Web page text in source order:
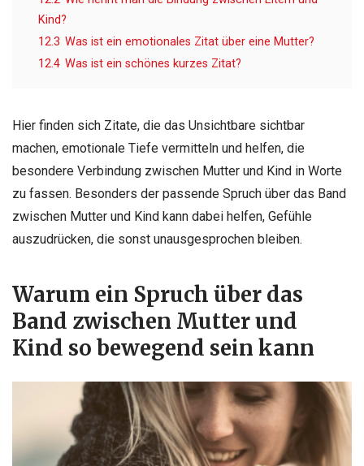
Kind?
12.3 Was ist ein emotionales Zitat über eine Mutter?
12.4 Was ist ein schönes kurzes Zitat?
Hier finden sich Zitate, die das Unsichtbare sichtbar
machen, emotionale Tiefe vermitteln und helfen, die
besondere Verbindung zwischen Mutter und Kind in Worte
zu fassen. Besonders der passende Spruch über das Band
zwischen Mutter und Kind kann dabei helfen, Gefühle
auszudrücken, die sonst unausgesprochen bleiben.
Warum ein Spruch über das
Band zwischen Mutter und
Kind so bewegend sein kann